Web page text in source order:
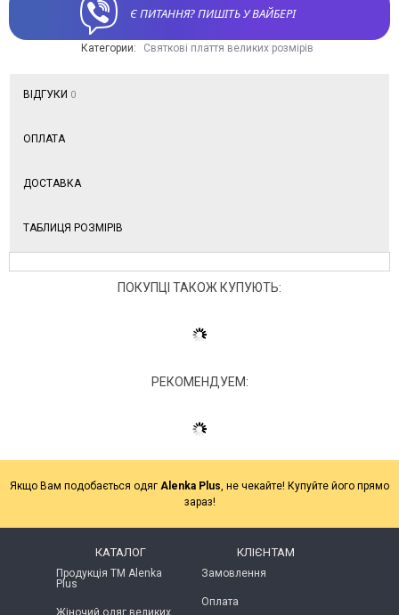
Є ПИТАННЯ? ПИШІТЬ У ВАЙБЕРІ
Категории: Святкові плаття великих розмірів
ВІДГУКИ 0
ОПЛАТА
ДОСТАВКА
ТАБЛИЦЯ РОЗМІРІВ
ПОКУПЦІ ТАКОЖ КУПУЮТЬ:
РЕКОМЕНДУЕМ:
Якщо Вам подобається одяг Alenka Plus , не чекайте! Купуйте його прямо
зараз!
КАТАЛОГ
Продукція ТМ Alenka
Plus
Жіночий одяг великих
КЛІЄНТАМ
Замовлення
Оплата